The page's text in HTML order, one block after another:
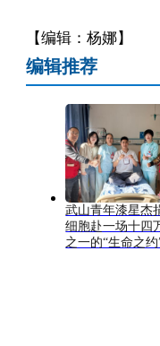
【编辑：杨娜】
编辑推荐
武山青年漆星杰
细胞赴一场十四
之一的“生命之约